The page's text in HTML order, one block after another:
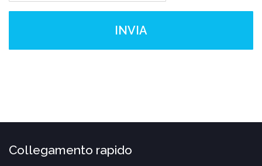
INVIA
Collegamento rapido